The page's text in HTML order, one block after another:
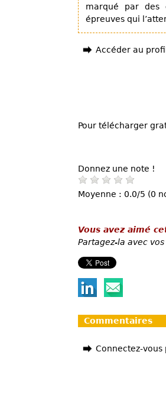
marqué par des
épreuves qui
Accéder au
Pour télécharger
Donnez une note !
Moyenne : 0.0/5 (0
Vous avez aimé
Partagez-la avec
Commentaires
Connectez-